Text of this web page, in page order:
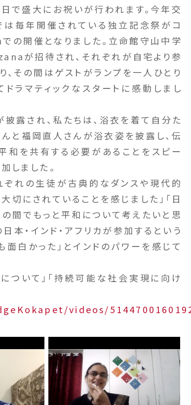
で盛大にお祝いが行われます。今年交
毎年開催されている独立記念祭がコ
の開催となりました。立命館守山中学
が招待され、それぞれが自宅より参
、その間はゲストがランプを一人ひとり
ラマティックなスタートに感動しまし
露され、私たちは、浴衣を着て自分た
と福岡直人さんが浴衣姿を披露し、伝
和を共有する必要があることをスピー
しました。
ぞれの生徒が古典的なダンスや現代的
にされていることを感じました」「日
間でもっと平和について考えたいと思
本・インド・アフリカが参加するという
白かった」とインドのパワーを感じて
いて」「持続可能な社会実現に向け
videos/